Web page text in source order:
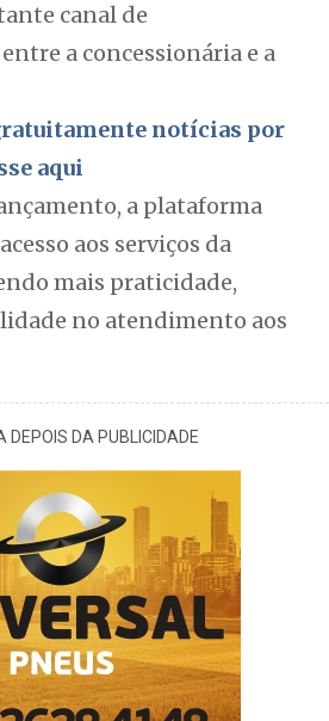
canal de
a concessionária e a
notícias por
aqui
a plataforma
aos serviços da
mais praticidade,
no atendimento aos
DEPOIS DA PUBLICIDADE